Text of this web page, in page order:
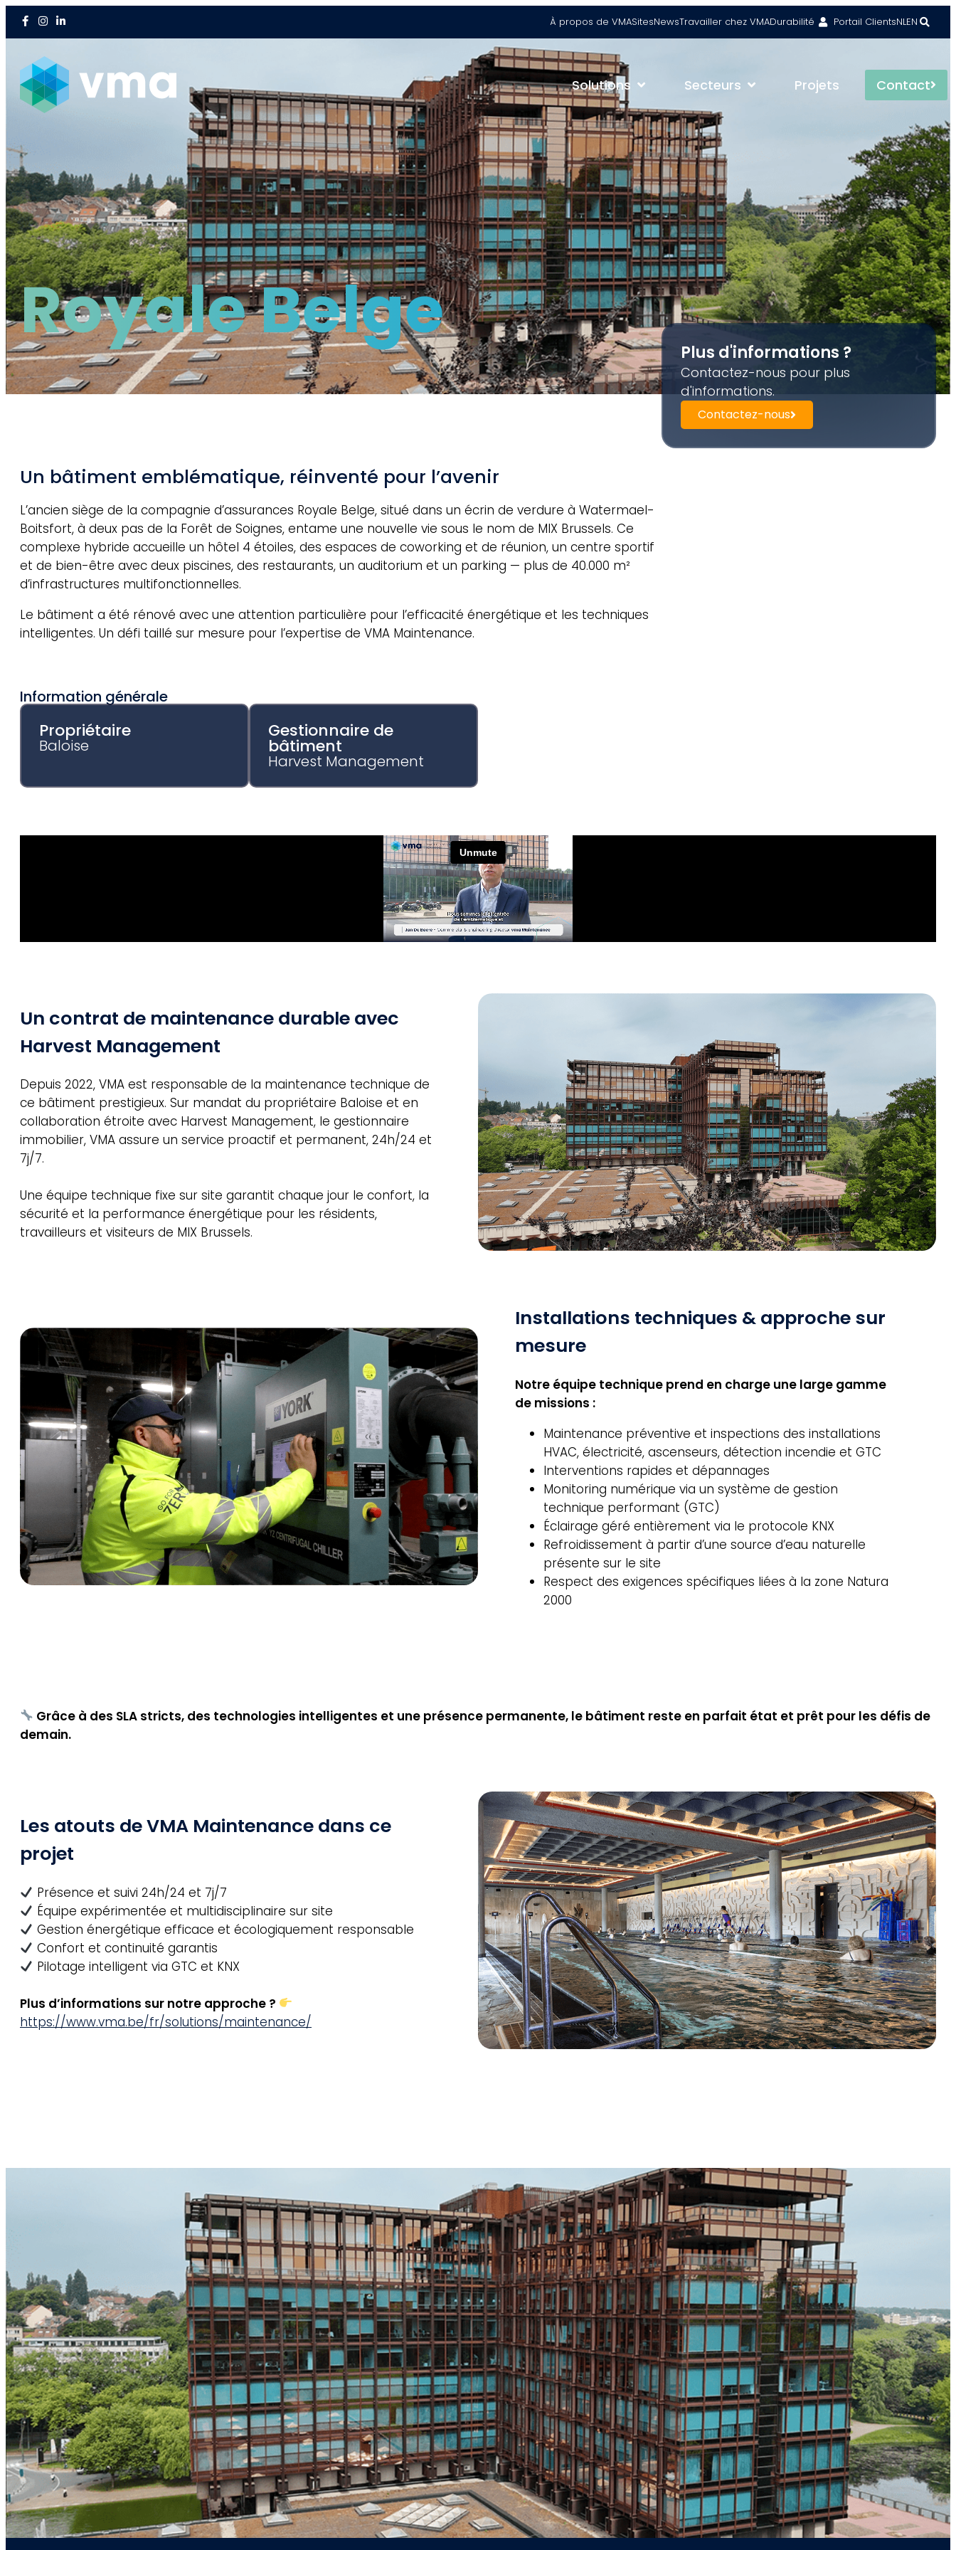
À propos de VMASitesNewsTravailler chez VMADurabilité Portail ClientsNLEN
Solutions Secteurs Projets Contact
Royale Belge Plus d'informations ?
Contactez-nous pour plus
d'informations.
Contactez-nous
Un bâtiment emblématique, réinventé pour l’avenir
L’ancien siège de la compagnie d’assurances Royale Belge, situé dans un écrin de verdure à Watermael-
Boitsfort, à deux pas de la Forêt de Soignes, entame une nouvelle vie sous le nom de MIX Brussels. Ce
complexe hybride accueille un hôtel 4 étoiles, des espaces de coworking et de réunion, un centre sportif
et de bien-être avec deux piscines, des restaurants, un auditorium et un parking — plus de 40.000 m²
d’infrastructures multifonctionnelles.
Le bâtiment a été rénové avec une attention particulière pour l’efficacité énergétique et les techniques
intelligentes. Un défi taillé sur mesure pour l’expertise de VMA Maintenance.
Information générale
Propriétaire
Baloise
Gestionnaire de
bâtiment
Harvest Management
Un contrat de maintenance durable avec
Harvest Management
Depuis 2022, VMA est responsable de la maintenance technique de
ce bâtiment prestigieux. Sur mandat du propriétaire Baloise et en
collaboration étroite avec Harvest Management, le gestionnaire
immobilier, VMA assure un service proactif et permanent, 24h/24 et
7j/7.
Une équipe technique fixe sur site garantit chaque jour le confort, la
sécurité et la performance énergétique pour les résidents,
travailleurs et visiteurs de MIX Brussels.
Installations techniques & approche sur
mesure
Notre équipe technique prend en charge une large gamme
de missions :
Maintenance préventive et inspections des installations
HVAC, électricité, ascenseurs, détection incendie et GTC
Interventions rapides et dépannages
Monitoring numérique via un système de gestion
technique performant (GTC)
Éclairage géré entièrement via le protocole KNX
Refroidissement à partir d’une source d’eau naturelle
présente sur le site
Respect des exigences spécifiques liées à la zone Natura
2000
Grâce à des SLA stricts, des technologies intelligentes et une présence permanente, le bâtiment reste en parfait état et prêt pour les défis de
demain.
Les atouts de VMA Maintenance dans ce
projet
Présence et suivi 24h/24 et 7j/7
Équipe expérimentée et multidisciplinaire sur site
Gestion énergétique efficace et écologiquement responsable
Confort et continuité garantis
Pilotage intelligent via GTC et KNX
Plus d’informations sur notre approche ?
https://www.vma.be/fr/solutions/maintenance/